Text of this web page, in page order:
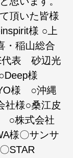
頂いた皆様
様 ○上
・稲山総合
代表 砂辺光
様
様 ○沖縄
社様○桑江皮
○株式会社
様〇サンサ
STAR